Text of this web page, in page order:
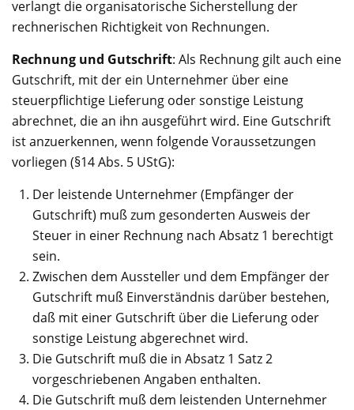
verlangt die organisatorische Sicherstellung der
rechnerischen Richtigkeit von Rechnungen.
Rechnung und Gutschrift: Als Rechnung gilt auch eine
Gutschrift, mit der ein Unternehmer über eine
steuerpflichtige Lieferung oder sonstige Leistung
abrechnet, die an ihn ausgeführt wird. Eine Gutschrift
ist anzuerkennen, wenn folgende Voraussetzungen
vorliegen (§14 Abs. 5 UStG):
Der leistende Unternehmer (Empfänger der
Gutschrift) muß zum gesonderten Ausweis der
Steuer in einer Rechnung nach Absatz 1 berechtigt
sein.
Zwischen dem Aussteller und dem Empfänger der
Gutschrift muß Einverständnis darüber bestehen,
daß mit einer Gutschrift über die Lieferung oder
sonstige Leistung abgerechnet wird.
Die Gutschrift muß die in Absatz 1 Satz 2
vorgeschriebenen Angaben enthalten.
Die Gutschrift muß dem leistenden Unternehmer